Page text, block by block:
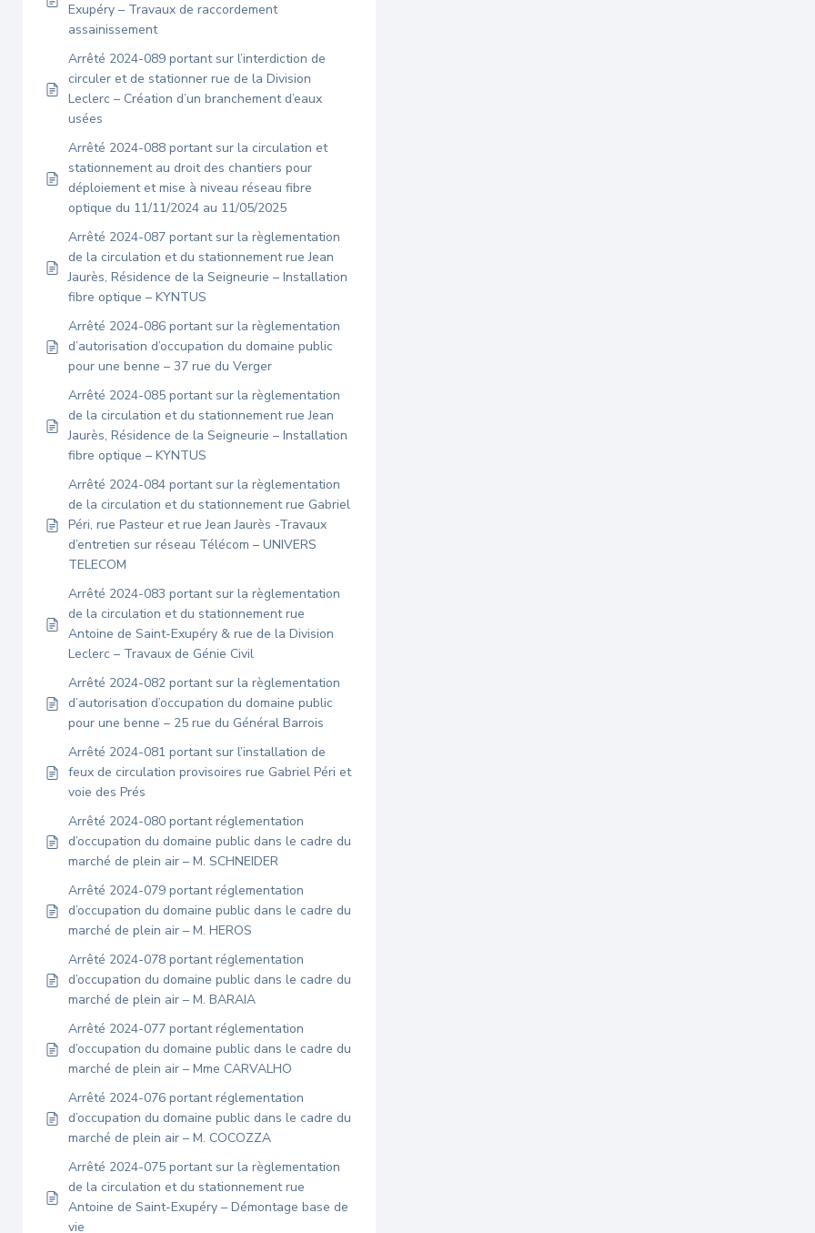
Exupéry – Travaux de raccordement
assainissement
Arrêté 2024-089 portant sur l’interdiction de
circuler et de stationner rue de la Division
Leclerc – Création d’un branchement d’eaux
usées
Arrêté 2024-088 portant sur la circulation et
stationnement au droit des chantiers pour
déploiement et mise à niveau réseau fibre
optique du 11/11/2024 au 11/05/2025
Arrêté 2024-087 portant sur la règlementation
de la circulation et du stationnement rue Jean
Jaurès, Résidence de la Seigneurie – Installation
fibre optique – KYNTUS
Arrêté 2024-086 portant sur la règlementation
d’autorisation d’occupation du domaine public
pour une benne – 37 rue du Verger
Arrêté 2024-085 portant sur la règlementation
de la circulation et du stationnement rue Jean
Jaurès, Résidence de la Seigneurie – Installation
fibre optique – KYNTUS
Arrêté 2024-084 portant sur la règlementation
de la circulation et du stationnement rue Gabriel
Péri, rue Pasteur et rue Jean Jaurès -Travaux
d’entretien sur réseau Télécom – UNIVERS
TELECOM
Arrêté 2024-083 portant sur la règlementation
de la circulation et du stationnement rue
Antoine de Saint-Exupéry & rue de la Division
Leclerc – Travaux de Génie Civil
Arrêté 2024-082 portant sur la règlementation
d’autorisation d’occupation du domaine public
pour une benne – 25 rue du Général Barrois
Arrêté 2024-081 portant sur l’installation de
feux de circulation provisoires rue Gabriel Péri et
voie des Prés
Arrêté 2024-080 portant réglementation
d’occupation du domaine public dans le cadre du
marché de plein air – M. SCHNEIDER
Arrêté 2024-079 portant réglementation
d’occupation du domaine public dans le cadre du
marché de plein air – M. HEROS
Arrêté 2024-078 portant réglementation
d’occupation du domaine public dans le cadre du
marché de plein air – M. BARAIA
Arrêté 2024-077 portant réglementation
d’occupation du domaine public dans le cadre du
marché de plein air – Mme CARVALHO
Arrêté 2024-076 portant réglementation
d’occupation du domaine public dans le cadre du
marché de plein air – M. COCOZZA
Arrêté 2024-075 portant sur la règlementation
de la circulation et du stationnement rue
Antoine de Saint-Exupéry – Démontage base de
vie